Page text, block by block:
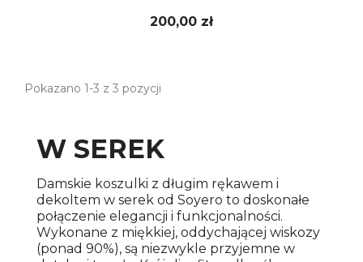
200,00 zł
Pokazano 1-3 z 3 pozycji
W SEREK
Damskie koszulki z długim rękawem i
dekoltem w serek od Soyero to doskonałe
połączenie elegancji i funkcjonalności.
Wykonane z miękkiej, oddychającej wiskozy
(ponad 90%), są niezwykle przyjemne w